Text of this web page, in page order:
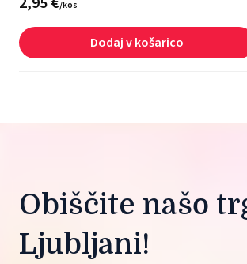
/kos
Dodaj v košarico
Obiščite našo
Ljubljani!